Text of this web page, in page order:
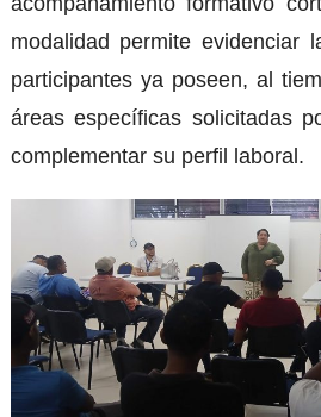
modalidad permite evidenciar
participantes ya poseen, al
áreas específicas solicitadas
complementar su perfil laboral.